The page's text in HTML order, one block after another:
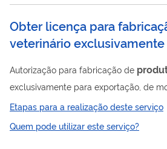
Obter licença para
veterinário
Autorização para fabricação de
exclusivamente para exportação, de
será comercializado no mercado
Etapas para a realização deste serviço
Quem pode utilizar este serviço?